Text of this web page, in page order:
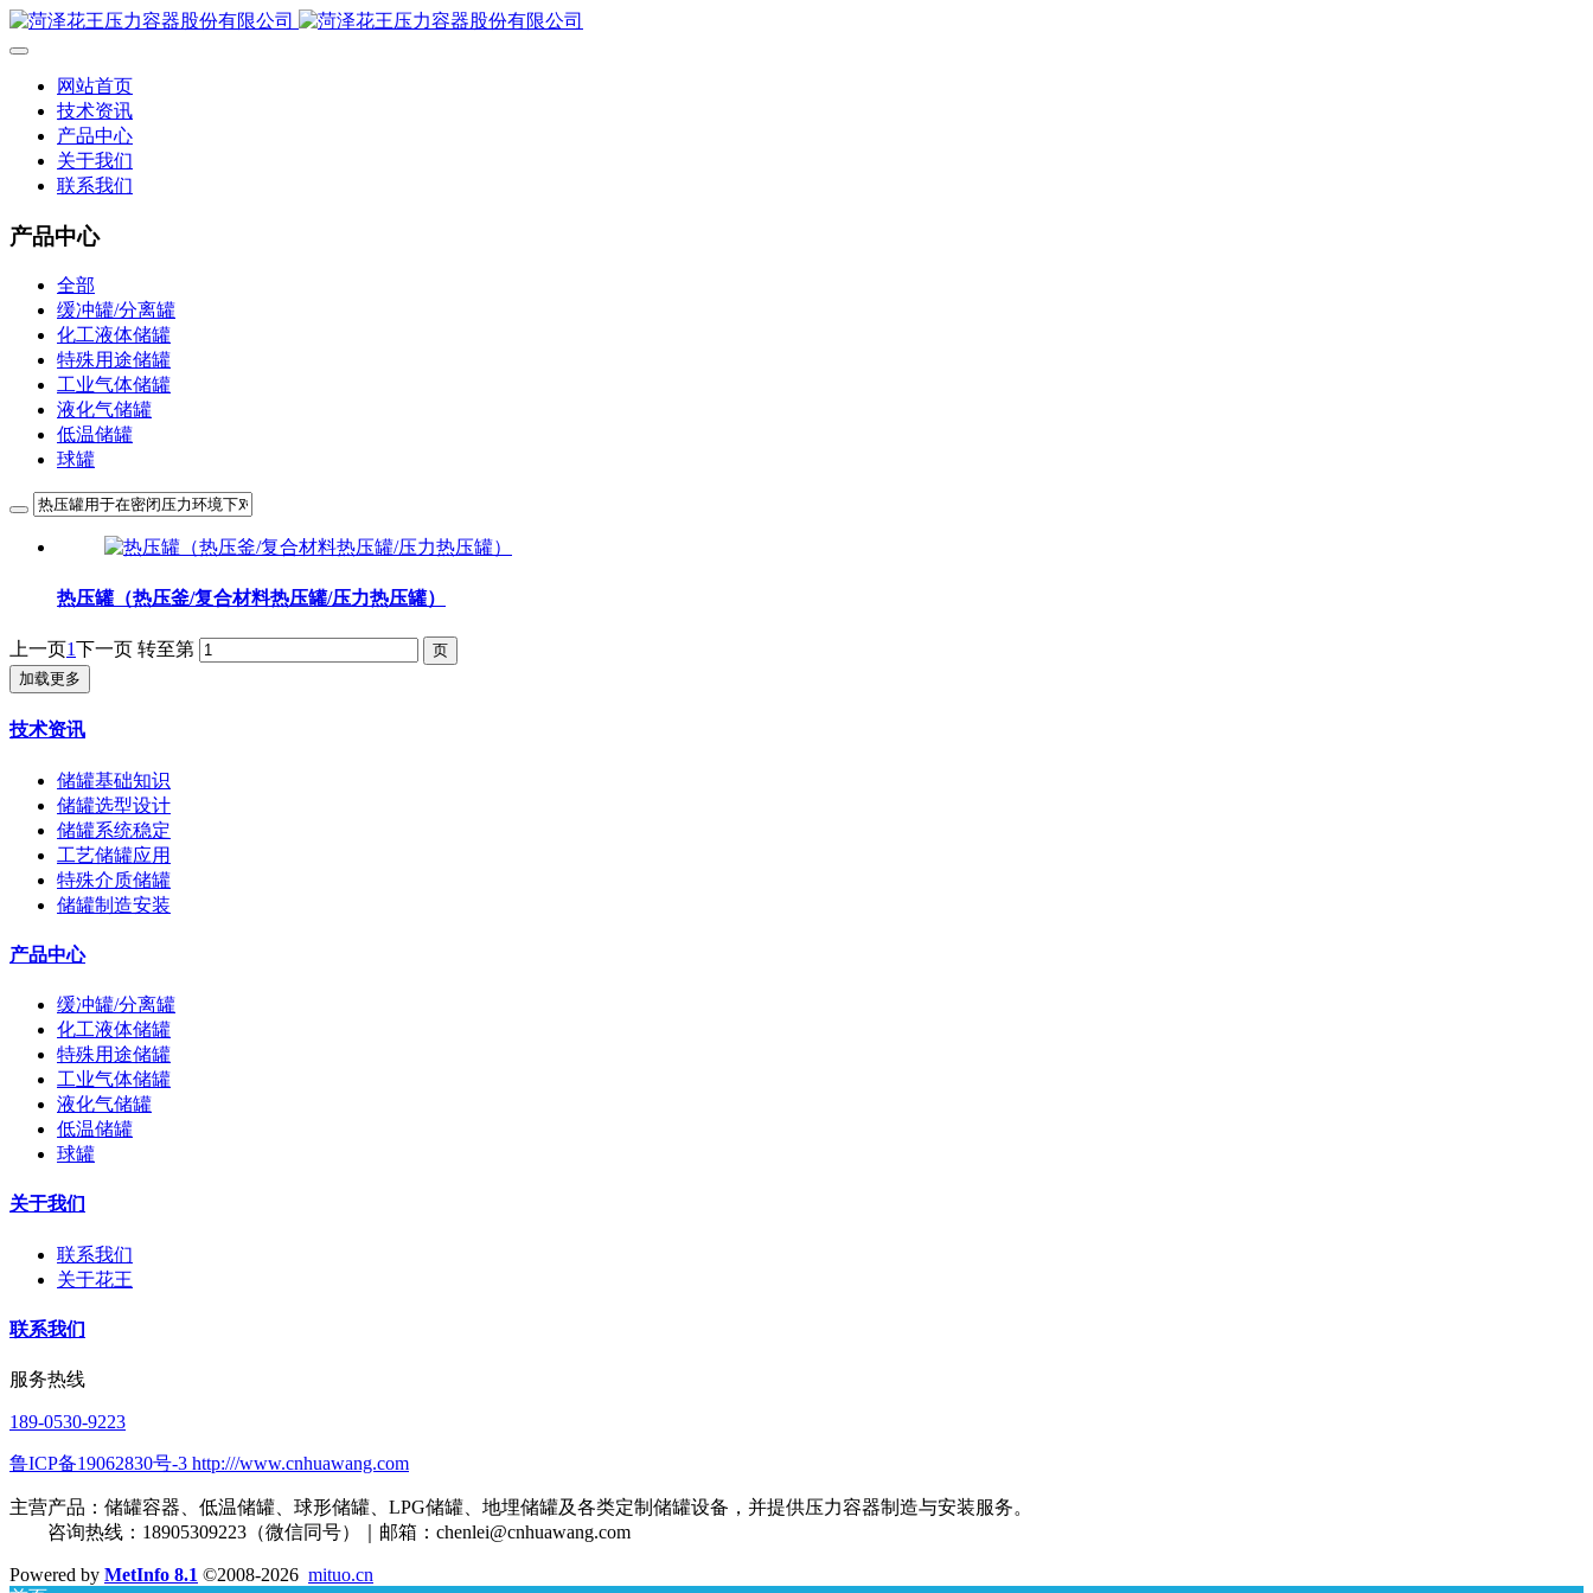
网站首页
技术资讯
产品中心
关于我们
联系我们
产品中心
全部
缓冲罐/分离罐
化工液体储罐
特殊用途储罐
工业气体储罐
液化气储罐
低温储罐
球罐
热压罐（热压釜/复合材料热压罐/压力热压罐）
上一页1下一页 转至第
加载更多
技术资讯
储罐基础知识
储罐选型设计
储罐系统稳定
工艺储罐应用
特殊介质储罐
储罐制造安装
产品中心
缓冲罐/分离罐
化工液体储罐
特殊用途储罐
工业气体储罐
液化气储罐
低温储罐
球罐
关于我们
联系我们
关于花王
联系我们
服务热线
189-0530-9223
鲁ICP备19062830号-3 http:///www.cnhuawang.com
主营产品：储罐容器、低温储罐、球形储罐、LPG储罐、地埋储罐及各类定制储罐设备，并提供压力容器制造与安装服务。
咨询热线：18905309223（微信同号）｜邮箱： chenlei@cnhuawang.com
Powered by MetInfo 8.1 ©2008-2026 mituo.cn